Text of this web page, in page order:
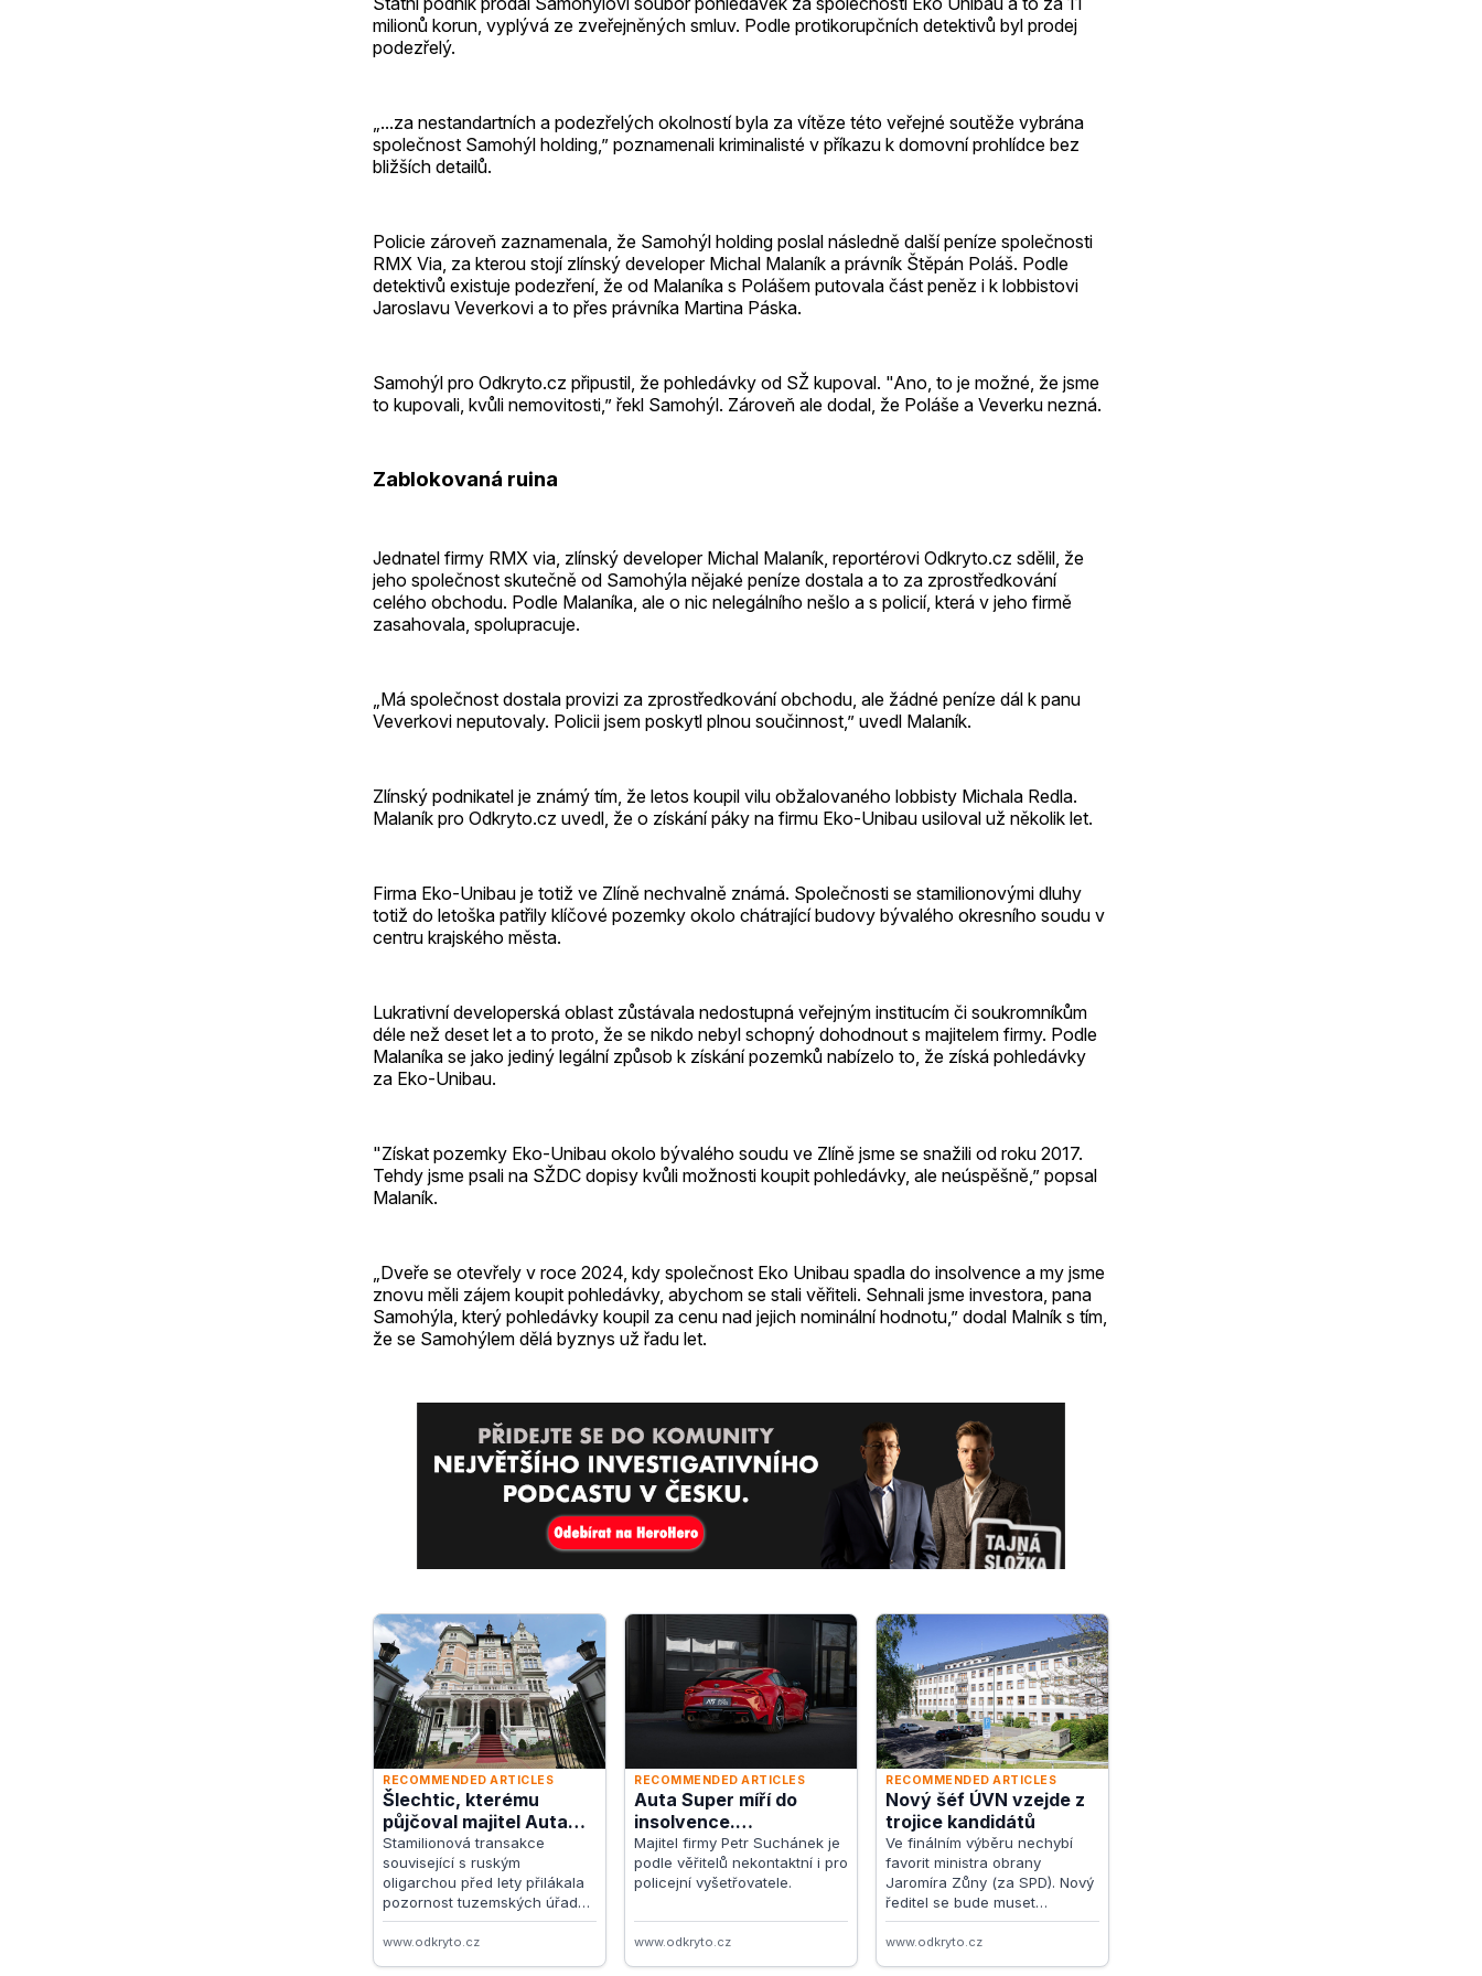
milionů korun, vyplývá ze zveřejněných smluv. Podle protikorupčních detektivů byl prodej
podezřelý.
„...za nestandartních a podezřelých okolností byla za vítěze této veřejné soutěže vybrána
společnost Samohýl holding,” poznamenali kriminalisté v příkazu k domovní prohlídce bez
bližších detailů.
Policie zároveň zaznamenala, že Samohýl holding poslal následně další peníze společnosti
RMX Via, za kterou stojí zlínský developer Michal Malaník a právník Štěpán Poláš. Podle
detektivů existuje podezření, že od Malaníka s Polášem putovala část peněz i k lobbistovi
Jaroslavu Veverkovi a to přes právníka Martina Páska.
Samohýl pro Odkryto.cz připustil, že pohledávky od SŽ kupoval. "Ano, to je možné, že jsme
to kupovali, kvůli nemovitosti,” řekl Samohýl. Zároveň ale dodal, že Poláše a Veverku nezná.
Zablokovaná ruina
Jednatel firmy RMX via, zlínský developer Michal Malaník, reportérovi Odkryto.cz sdělil, že
jeho společnost skutečně od Samohýla nějaké peníze dostala a to za zprostředkování
celého obchodu. Podle Malaníka, ale o nic nelegálního nešlo a s policií, která v jeho firmě
zasahovala, spolupracuje.
„Má společnost dostala provizi za zprostředkování obchodu, ale žádné peníze dál k panu
Veverkovi neputovaly. Policii jsem poskytl plnou součinnost,” uvedl Malaník.
Zlínský podnikatel je známý tím, že letos koupil vilu obžalovaného lobbisty Michala Redla.
Malaník pro Odkryto.cz uvedl, že o získání páky na firmu Eko-Unibau usiloval už několik let.
Firma Eko-Unibau je totiž ve Zlíně nechvalně známá. Společnosti se stamilionovými dluhy
totiž do letoška patřily klíčové pozemky okolo chátrající budovy bývalého okresního soudu v
centru krajského města.
Lukrativní developerská oblast zůstávala nedostupná veřejným institucím či soukromníkům
déle než deset let a to proto, že se nikdo nebyl schopný dohodnout s majitelem firmy. Podle
Malaníka se jako jediný legální způsob k získání pozemků nabízelo to, že získá pohledávky
za Eko-Unibau.
"Získat pozemky Eko-Unibau okolo bývalého soudu ve Zlíně jsme se snažili od roku 2017.
Tehdy jsme psali na SŽDC dopisy kvůli možnosti koupit pohledávky, ale neúspěšně,” popsal
Malaník.
„Dveře se otevřely v roce 2024, kdy společnost Eko Unibau spadla do insolvence a my jsme
znovu měli zájem koupit pohledávky, abychom se stali věřiteli. Sehnali jsme investora, pana
Samohýla, který pohledávky koupil za cenu nad jejich nominální hodnotu,” dodal Malník s tím,
že se Samohýlem dělá byznys už řadu let.